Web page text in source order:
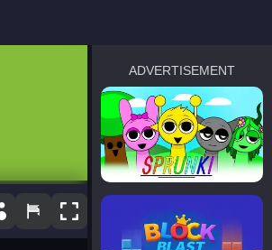
ADVERTISEMENT
sprunki
Blocky Blast!